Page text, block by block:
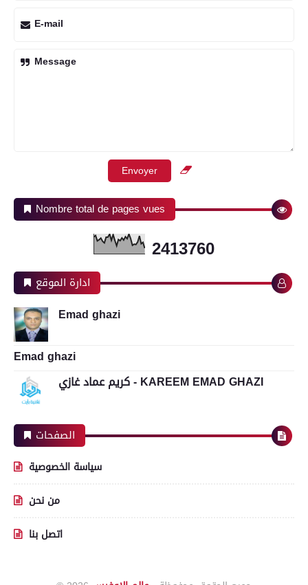
E-mail
Message
Nombre total de pages vues
2413760
ادارة الموقع
Emad ghazi
Emad ghazi
كريم عماد غازي - KAREEM EMAD GHAZI
الصفحات
سياسة الخصوصية
من نحن
اتصل بنا